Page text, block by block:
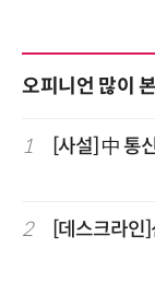
오피니언 많이
1 [사설] 中 통
2 [데스크라